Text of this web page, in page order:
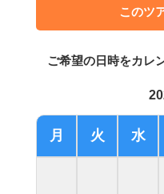
このツ
ご希望の日時をカレ
月 火 水